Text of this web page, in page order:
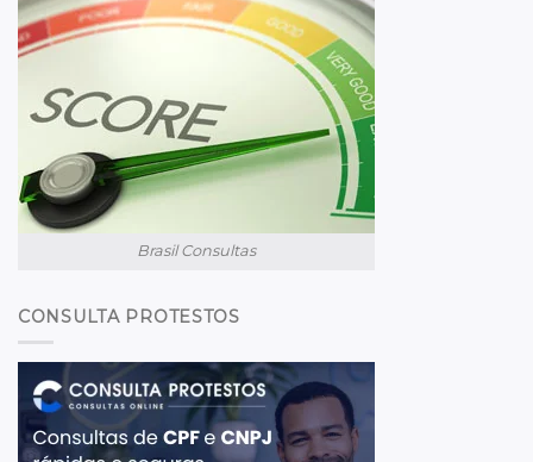
Brasil Consultas
CONSULTA PROTESTOS